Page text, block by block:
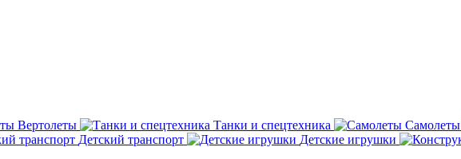
Вертолеты Танки и спецтехника Самолеты
Детский транспорт Детские игрушки